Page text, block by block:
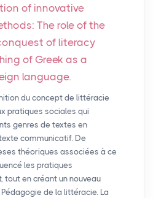
of innovative
The role of the
of literacy
of Greek as a
language.
du concept de littéracie
pratiques sociales qui
genres de textes en
communicatif. De
théoriques associées à ce
les pratiques
tout en créant un nouveau
de la littéracie. La